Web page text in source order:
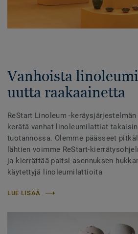
Vanhoista
uutta raakaainetta
ReStart Linoleum -
kerätä vanhat linoleumilattiat
tuotannossa. Olemme päässeet
lähtien voimme ReStart-
ja kierrättää paitsi asennuksen
käytettyjä linoleumilattioita
LUE LISÄÄ